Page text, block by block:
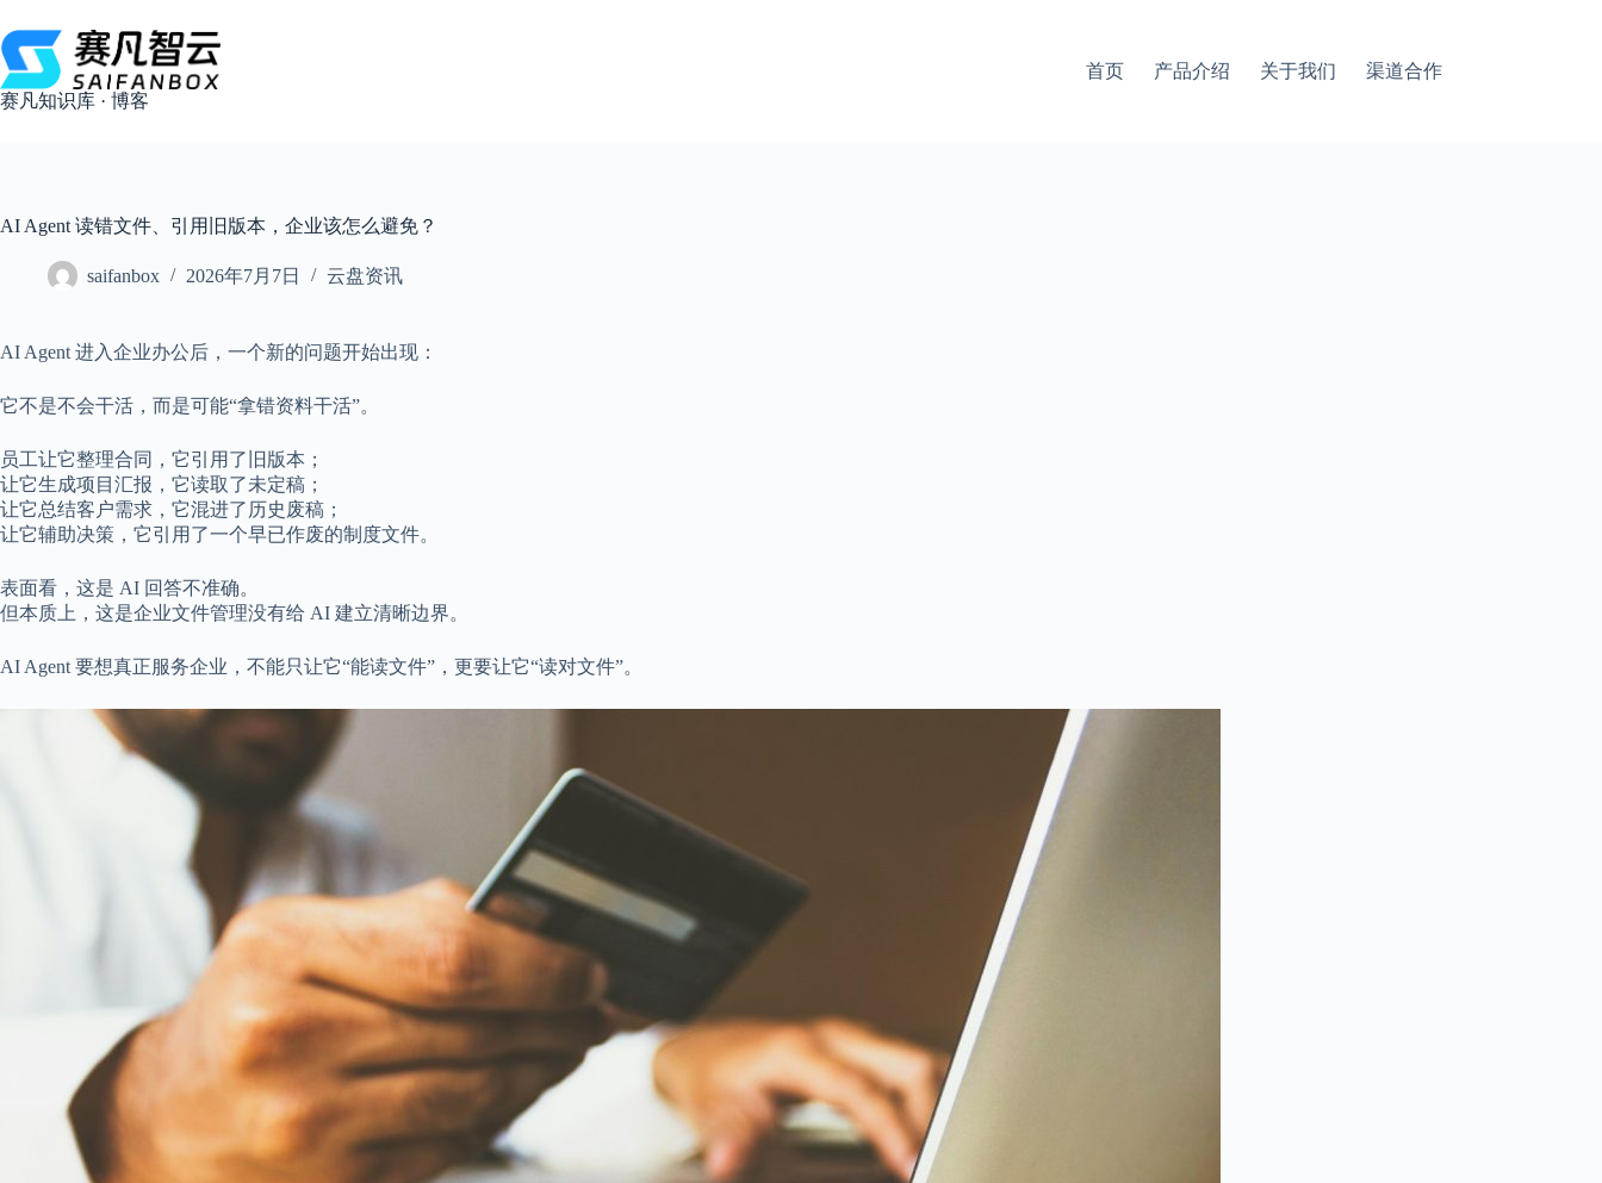
过
内
容
赛凡知识库 · 博客
首页 产品介绍 关于我们 渠道合作
AI Agent 读错文件、引用旧版本，企业该怎么避免？
saifanbox 2026年7月7日 云盘资讯
AI Agent 进入企业办公后，一个新的问题开始出现：
它不是不会干活，而是可能“拿错资料干活”。
员工让它整理合同，它引用了旧版本；
让它生成项目汇报，它读取了未定稿；
让它总结客户需求，它混进了历史废稿；
让它辅助决策，它引用了一个早已作废的制度文件。
表面看，这是 AI 回答不准确。
但本质上，这是企业文件管理没有给 AI 建立清晰边界。
AI Agent 要想真正服务企业，不能只让它“能读文件”，更要让它“读对文件”。